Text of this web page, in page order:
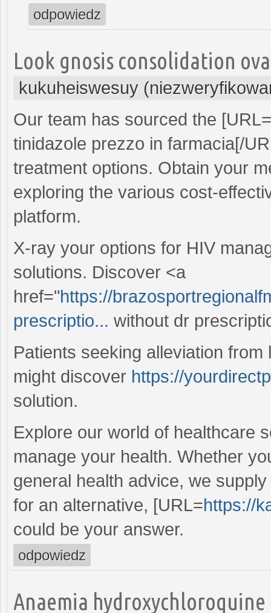
odpowiedz
Look gnosis consolidation
kukuheiswesuy
Our team has sourced the [URL=
tinidazole prezzo in farmacia[/
treatment options. Obtain your
exploring the various cost-
platform.
X-ray your options for HIV
solutions. Discover <a
href="https://
prescriptio... without dr
Patients seeking alleviation
might discover https://
solution.
Explore our world of healthcare
manage your health. Whether
general health advice, we
for an alternative, [URL=https://
could be your answer.
odpowiedz
Anaemia